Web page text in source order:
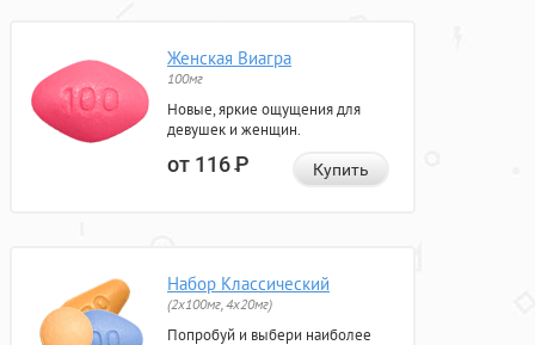
Женская Виагра
100мг
Новые, яркие ощущения для
девушек и женщин.
от 116Р Купить
Набор Классический
(2x100мг, 4x20мг)
Попробуй и выбери наиболее